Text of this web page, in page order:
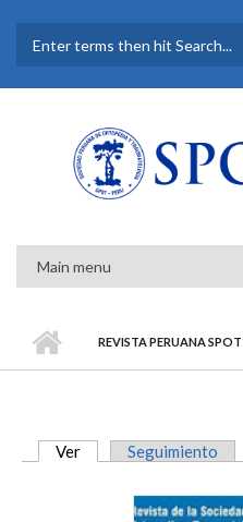
FORMULARIO DE
BÚSQUEDA
REVISTA PERUANA SPOT
Ver (solapa activa)
Seguimiento